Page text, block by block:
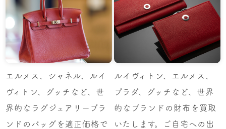
エルメス、シャネル、ルイ
ヴィトン、グッチなど、世
界的なラグジュアリーブラ
ンドのバッグを適正価格で
ルイヴィトン、エルメス、
プラダ、グッチなど、世界
的なブランドの財布を買取
いたします。ご自宅への出